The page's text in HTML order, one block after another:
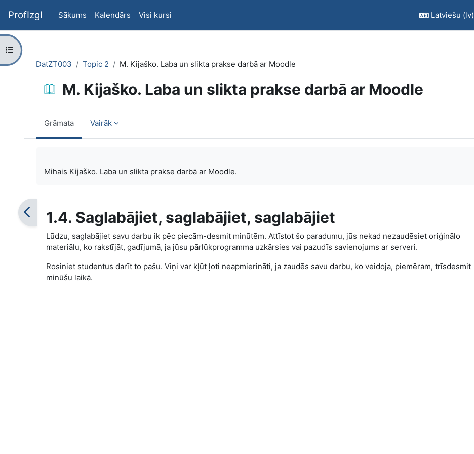
ProfIzgl Sākums Kalendārs Visi kursi Latviešu ‎(lv)‎
Atvērt kursu indeksu
DatZT003
Topic 2 M. Kijaško. Laba un slikta prakse darbā ar Moodle
M. Kijaško. Laba un slikta prakse darbā ar Moodle
Grāmata Vairāk
Mihais Kijaško. Laba un slikta prakse darbā ar Moodle.
1.4. Saglabājiet, saglabājiet, saglabājiet
Lūdzu, saglabājiet savu darbu ik pēc piecām-desmit minūtēm. Attīstot šo paradumu, jūs nekad nezaudēsiet oriģinālo
materiālu, ko rakstījāt, gadījumā, ja jūsu pārlūkprogramma uzkārsies vai pazudīs savienojums ar serveri.
Rosiniet studentus darīt to pašu. Viņi var kļūt ļoti neapmierināti, ja zaudēs savu darbu, ko veidoja, piemēram, trīsdesmit
minūšu laikā.